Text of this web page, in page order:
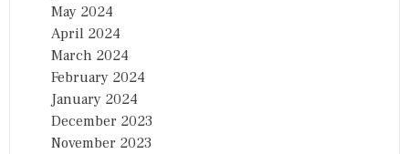
May 2024
April 2024
March 2024
February 2024
January 2024
December 2023
November 2023